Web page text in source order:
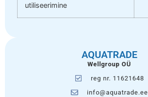
utiliseerimine
AQUATRADE
Wellgroup OÜ
reg nr. 11621648
info@aquatrade.ee